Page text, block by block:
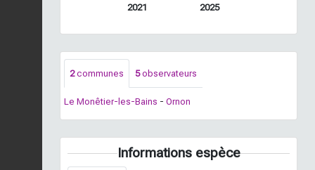
2021 2025
2communes 5observateurs
Le Monêtier-les-Bains - Ornon
Informations espèce